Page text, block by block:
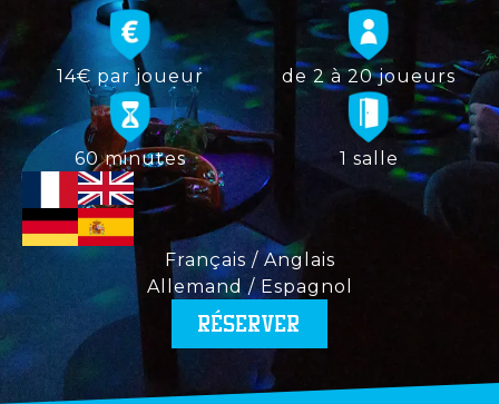
14€ par joueur de 2 à 20 joueurs
60 minutes 1 salle
Français / Anglais
Allemand / Espagnol
RÉSERVER